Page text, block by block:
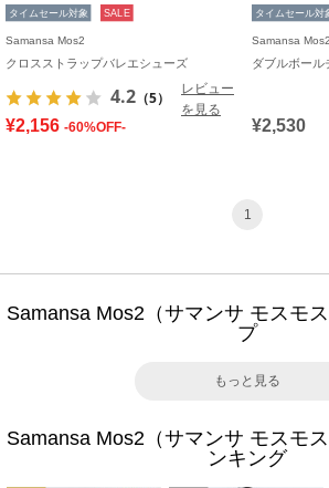
タイムセール対象 SALE
Samansa Mos2
クロスストラップバレエシューズ
4.2 （5）
レビュー
を見る
¥2,156 -60%OFF-
タイムセール対
Samansa Mos2
ダブルボール
¥2,530
1
Samansa Mos2（サマンサ モスモ
プ
もっと見る
Samansa Mos2（サマンサ モスモ
ンキング